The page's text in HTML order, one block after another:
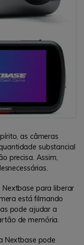
as câmeras
substancial
precisa. Assim,
Nextbase para liberar
está filmando
pode ajudar a
de memória.
Nextbase pode